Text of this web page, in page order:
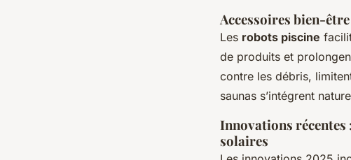
Accessoires bien-
Les robots piscine
de produits et
contre les débris,
saunas s’intégrent
Innovations récentes
solaires